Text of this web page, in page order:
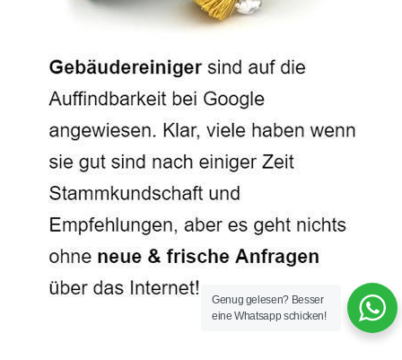
Genug gelesen? Besser
eine Whatsapp schicken!